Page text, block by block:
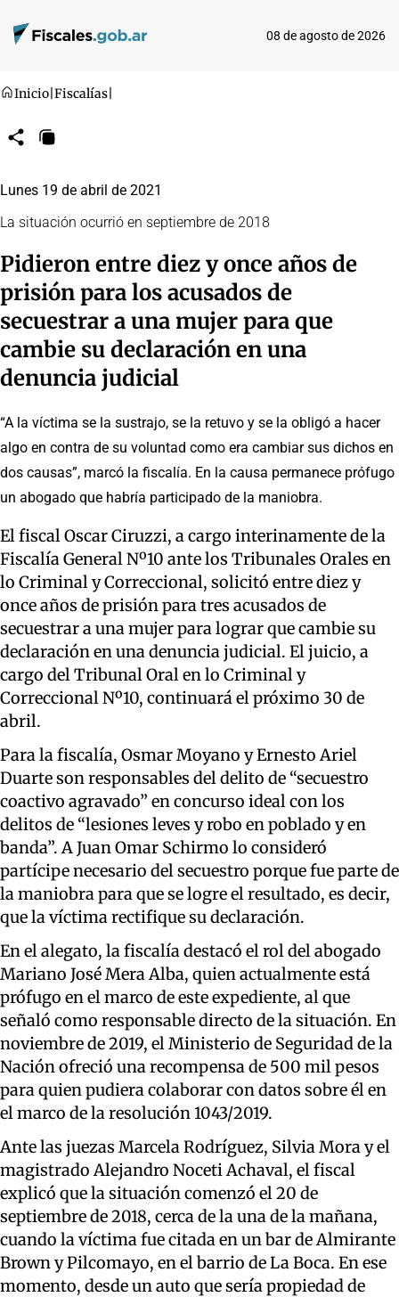
08 de agosto de 2026
Inicio Fiscalías
CompartirCopiar
Lunes 19 de abril de 2021
La situación ocurrió en septiembre de 2018
Pidieron entre diez y once años de
prisión para los acusados de
secuestrar a una mujer para que
cambie su declaración en una
denuncia judicial
“A la víctima se la sustrajo, se la retuvo y se la obligó a hacer
algo en contra de su voluntad como era cambiar sus dichos en
dos causas”, marcó la fiscalía. En la causa permanece prófugo
un abogado que habría participado de la maniobra.
El fiscal Oscar Ciruzzi, a cargo interinamente de la
Fiscalía General Nº10 ante los Tribunales Orales en
lo Criminal y Correccional, solicitó entre diez y
once años de prisión para tres acusados de
secuestrar a una mujer para lograr que cambie su
declaración en una denuncia judicial. El juicio, a
cargo del Tribunal Oral en lo Criminal y
Correccional Nº10, continuará el próximo 30 de
abril.
Para la fiscalía, Osmar Moyano y Ernesto Ariel
Duarte son responsables del delito de “secuestro
coactivo agravado” en concurso ideal con los
delitos de “lesiones leves y robo en poblado y en
banda”. A Juan Omar Schirmo lo consideró
partícipe necesario del secuestro porque fue parte de
la maniobra para que se logre el resultado, es decir,
que la víctima rectifique su declaración.
En el alegato, la fiscalía destacó el rol del abogado
Mariano José Mera Alba, quien actualmente está
prófugo en el marco de este expediente, al que
señaló como responsable directo de la situación. En
noviembre de 2019, el Ministerio de Seguridad de la
Nación ofreció una recompensa de 500 mil pesos
para quien pudiera colaborar con datos sobre él en
el marco de la resolución 1043/2019.
Ante las juezas Marcela Rodríguez, Silvia Mora y el
magistrado Alejandro Noceti Achaval, el fiscal
explicó que la situación comenzó el 20 de
septiembre de 2018, cerca de la una de la mañana,
cuando la víctima fue citada en un bar de Almirante
Brown y Pilcomayo, en el barrio de La Boca. En ese
momento, desde un auto que sería propiedad de